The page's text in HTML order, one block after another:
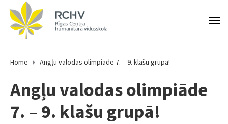
Home Angļu valodas olimpiāde 7. – 9. klašu grupā!
Angļu valodas olimpiāde
7. – 9. klašu grupā!